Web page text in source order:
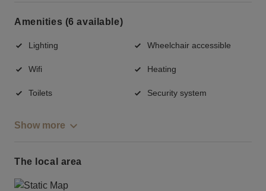
Amenities (6 available)
Lighting Wheelchair accessible
Wifi Heating
Toilets Security system
Show more
The local area